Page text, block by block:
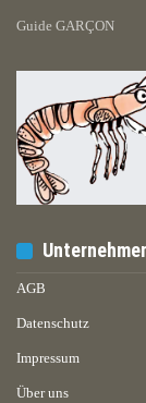
Guide GARÇON
AGB
Datenschutz
Impressum
Über uns